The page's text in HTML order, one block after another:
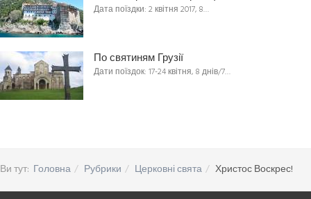
Дата поїздки: 2 квітня 2017, 8…
По святиням Грузії
Дати поїздок: 17-24 квітня, 8 днів/7…
Ви тут: Головна Рубрики Церковні свята Христос Воскрес!